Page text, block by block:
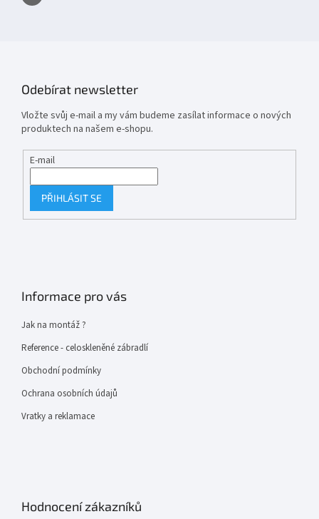
Odebírat newsletter
Vložte svůj e-mail a my vám budeme zasílat informace o nových
produktech na našem e-shopu.
E-mail
PŘIHLÁSIT SE
Informace pro vás
Jak na montáž ?
Reference - celoskleněné zábradlí
Obchodní podmínky
Ochrana osobních údajů
Vratky a reklamace
Hodnocení zákazníků